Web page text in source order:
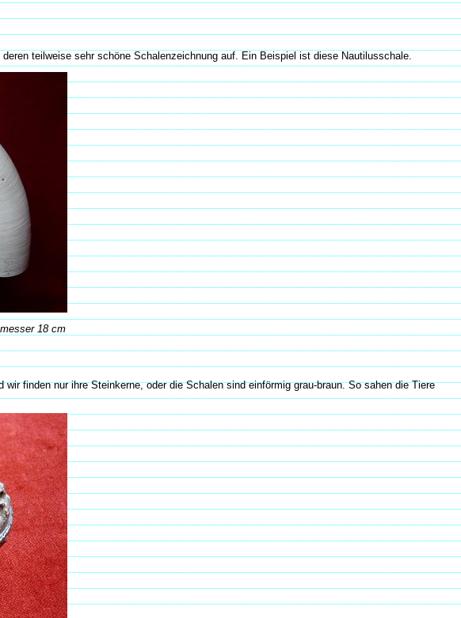
teilweise sehr schöne Schalenzeichnung auf. Ein Beispiel ist diese Nautilusschale.
18 cm
finden nur ihre Steinkerne, oder die Schalen sind einförmig grau-braun. So sahen die Tiere